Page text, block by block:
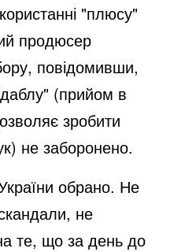
"плюсу"
продюсер
повідомивши,
(прийом в
зробити
не заборонено.
обрано. Не
не
те, що за день до